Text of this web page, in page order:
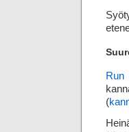
Run
(